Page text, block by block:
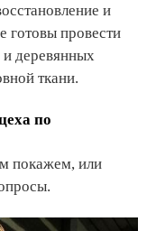
и
готовы провести
деревянных
ткани.
по
покажем, или